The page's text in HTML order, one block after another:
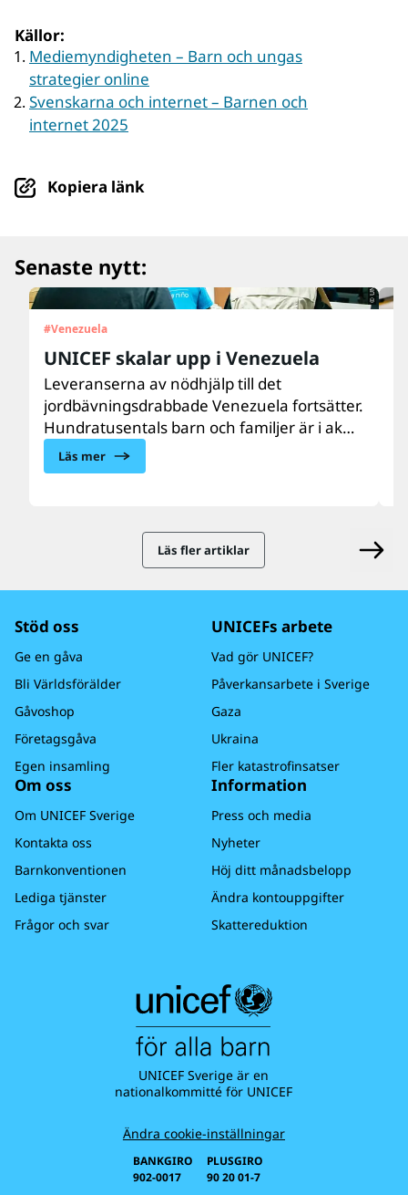
Källor:
Mediemyndigheten – Barn och ungas
strategier online
Svenskarna och internet – Barnen och
internet 2025
Kopiera länk
Senaste nytt:
#Venezuela
UNICEF skalar upp i Venezuela
Leveranserna av nödhjälp till det
jordbävningsdrabbade Venezuela fortsätter.
Hundratusentals barn och familjer är i akut
behov av vård, näring, vatten, sanitet och
hygien samt psykosocialt stöd. UNICEF finns
Läs mer
Läs fler artiklar
Stöd oss
Ge en gåva
Bli Världsförälder
Gåvoshop
Företagsgåva
Egen insamling
UNICEFs arbete
Vad gör UNICEF?
Påverkansarbete i Sverige
Gaza
Ukraina
Fler katastrofinsatser
Om oss
Om UNICEF Sverige
Kontakta oss
Barnkonventionen
Lediga tjänster
Frågor och svar
Information
Press och media
Nyheter
Höj ditt månadsbelopp
Ändra kontouppgifter
Skattereduktion
UNICEF Sverige är en
nationalkommitté för UNICEF
Ändra cookie-inställningar
BANKGIRO
902-0017
PLUSGIRO
90 20 01-7